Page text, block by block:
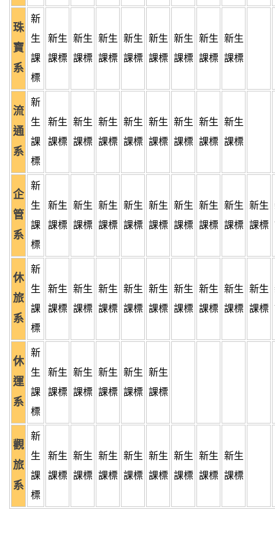
珠
寶
系
新
生
課
標
新生
課標
新生
課標
新生
課標
新生
課標
新生
課標
新生
課標
新生
課標
新生
課標
流
通
系
新
生
課
標
新生
課標
新生
課標
新生
課標
新生
課標
新生
課標
新生
課標
新生
課標
新生
課標
企
管
系
新
生
課
標
新生
課標
新生
課標
新生
課標
新生
課標
新生
課標
新生
課標
新生
課標
新生
課標
新生
課標
休
旅
系
新
生
課
標
新生
課標
新生
課標
新生
課標
新生
課標
新生
課標
新生
課標
新生
課標
新生
課標
新生
課標
休
運
系
新
生
課
標
新生
課標
新生
課標
新生
課標
新生
課標
新生
課標
觀
旅
系
新
生
課
標
新生
課標
新生
課標
新生
課標
新生
課標
新生
課標
新生
課標
新生
課標
新生
課標